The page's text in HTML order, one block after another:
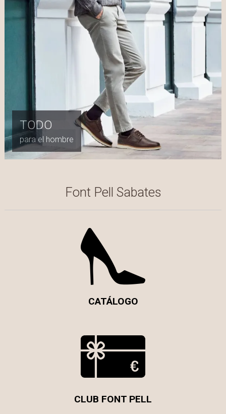
TODO
para el hombre
Font Pell Sabates
CATÁLOGO
CLUB FONT PELL